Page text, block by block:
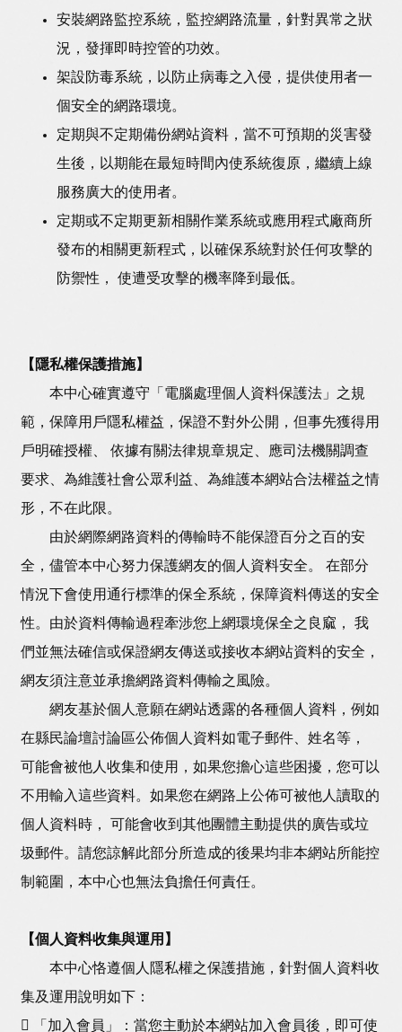
安裝網路監控系統，監控網路流量，針對異常之狀
況，發揮即時控管的功效。
架設防毒系統，以防止病毒之入侵，提供使用者一
個安全的網路環境。
定期與不定期備份網站資料，當不可預期的災害發
生後，以期能在最短時間內使系統復原，繼續上線
服務廣大的使用者。
定期或不定期更新相關作業系統或應用程式廠商所
發布的相關更新程式，以確保系統對於任何攻擊的
防禦性， 使遭受攻擊的機率降到最低。
【隱私權保護措施】
本中心確實遵守「電腦處理個人資料保護法」之規
範，保障用戶隱私權益，保證不對外公開，但事先獲得用
戶明確授權、 依據有關法律規章規定、應司法機關調查
要求、為維護社會公眾利益、為維護本網站合法權益之情
形，不在此限。
由於網際網路資料的傳輸時不能保證百分之百的安
全，儘管本中心努力保護網友的個人資料安全。 在部分
情況下會使用通行標準的保全系統，保障資料傳送的安全
性。由於資料傳輸過程牽涉您上網環境保全之良窳， 我
們並無法確信或保證網友傳送或接收本網站資料的安全，
網友須注意並承擔網路資料傳輸之風險。
網友基於個人意願在網站透露的各種個人資料，例如
在縣民論壇討論區公佈個人資料如電子郵件、姓名等，
可能會被他人收集和使用，如果您擔心這些困擾，您可以
不用輸入這些資料。如果您在網路上公佈可被他人讀取的
個人資料時， 可能會收到其他團體主動提供的廣告或垃
圾郵件。請您諒解此部分所造成的後果均非本網站所能控
制範圍，本中心也無法負擔任何責任。
【個人資料收集與運用】
本中心恪遵個人隱私權之保護措施，針對個人資料收
集及運用說明如下：
 「加入會員」：當您主動於本網站加入會員後，即可使